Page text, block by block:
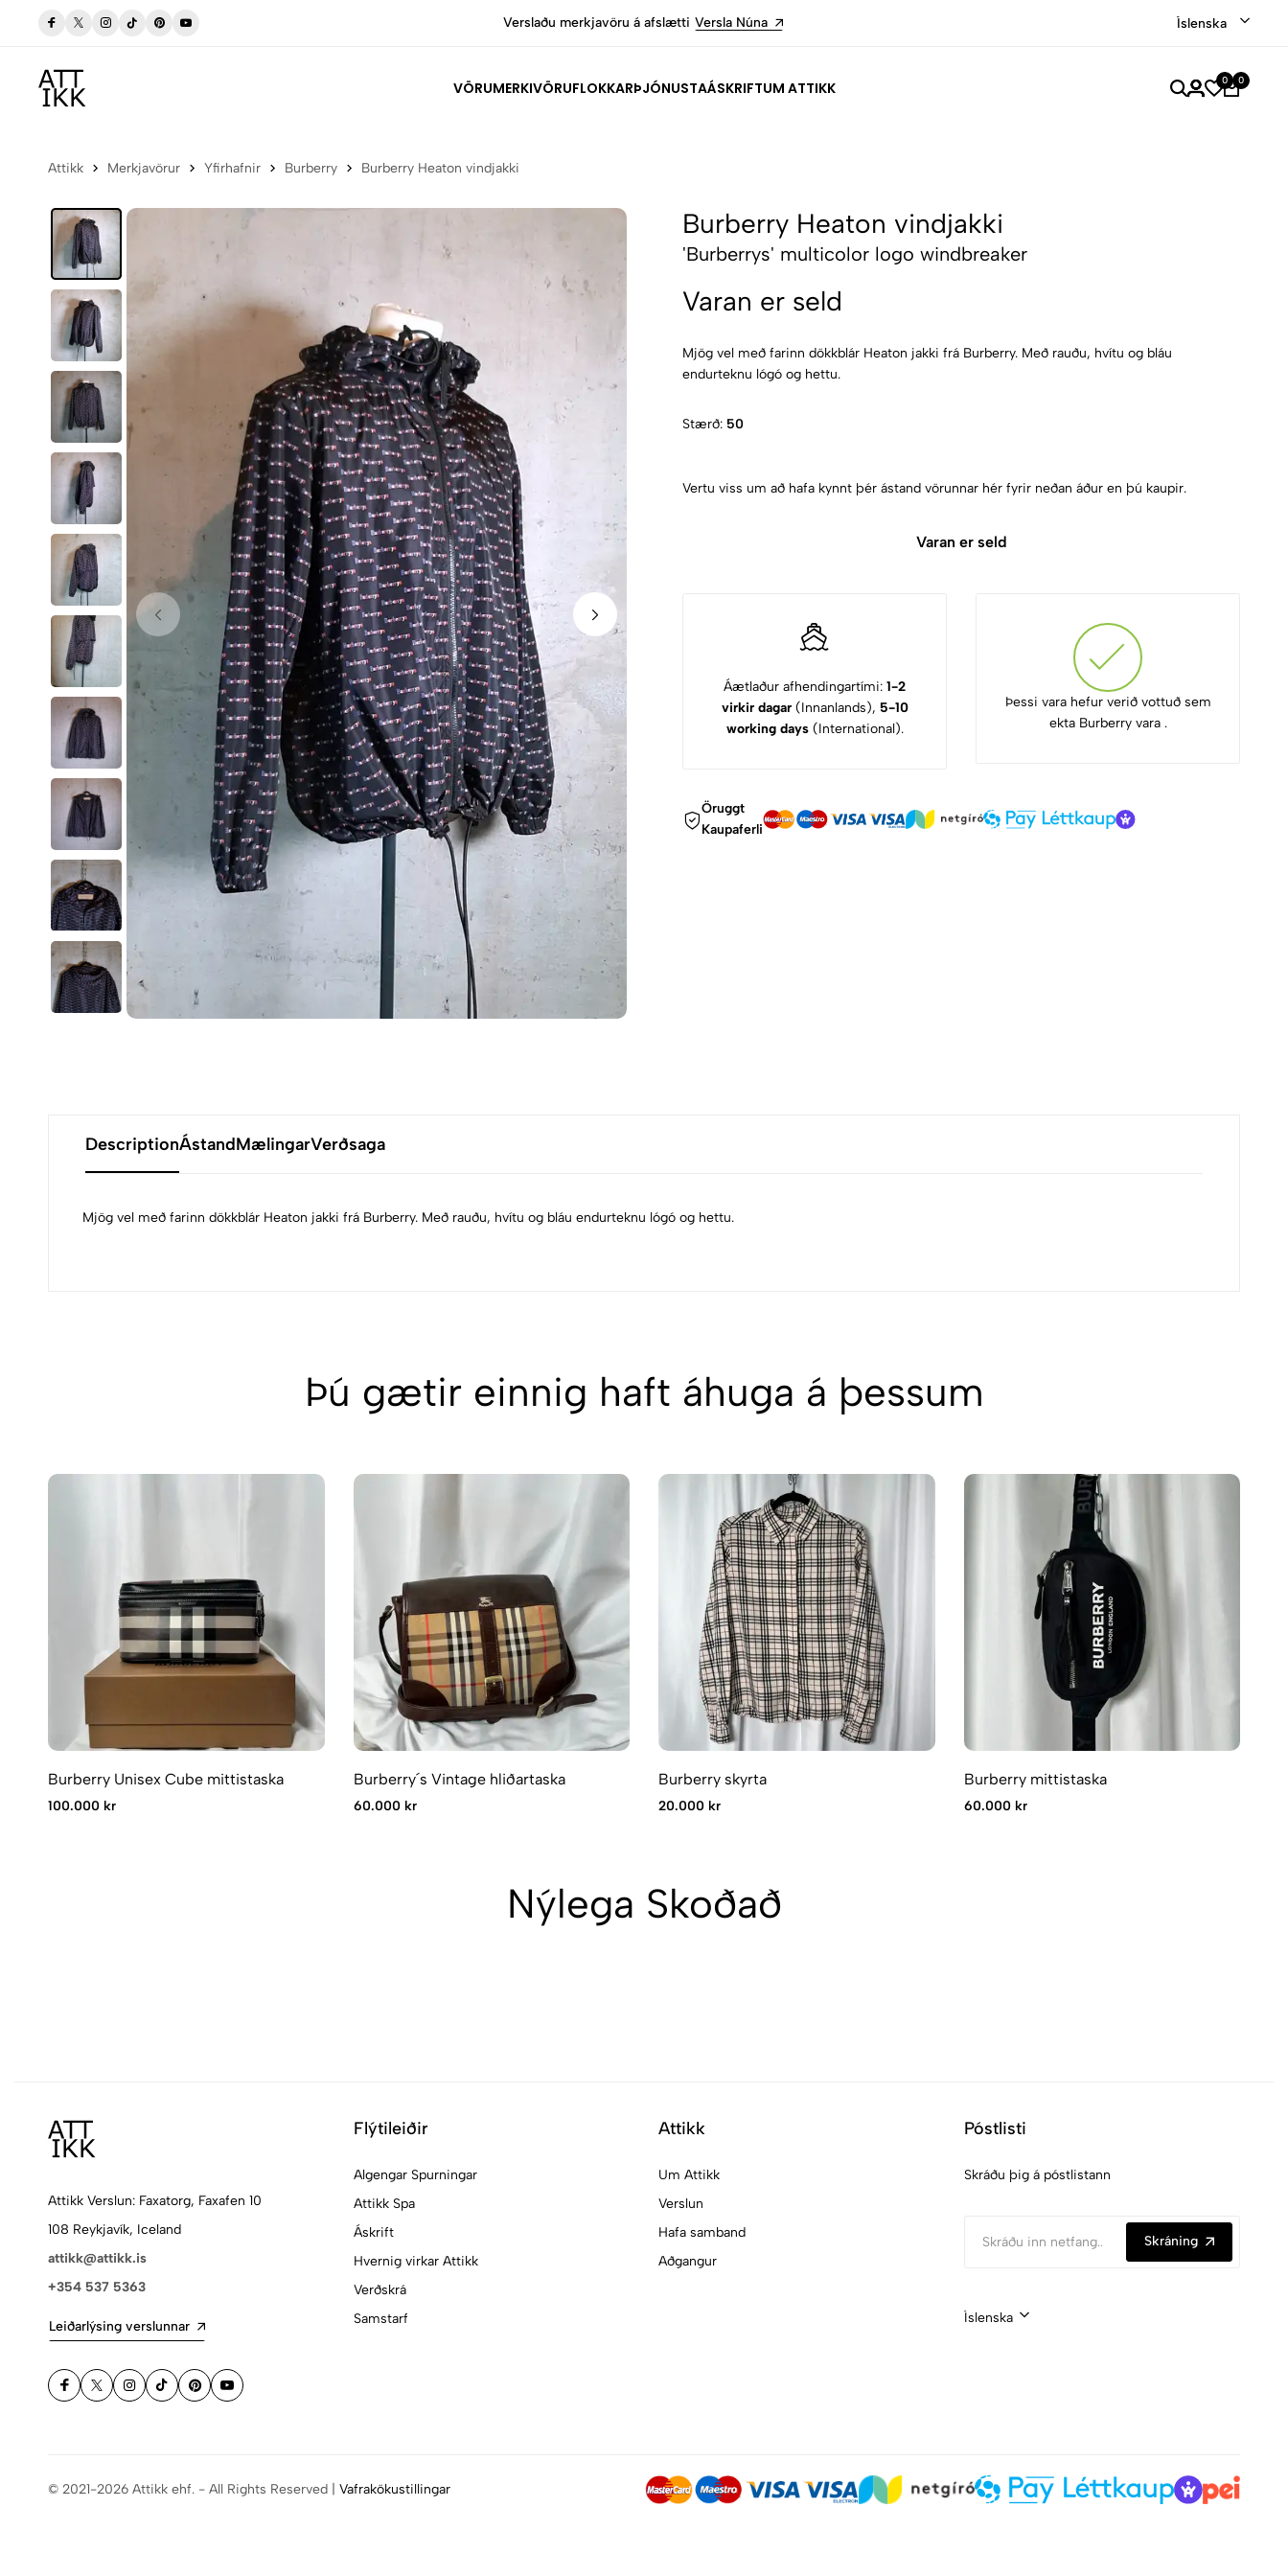
Allar vörur eru vottaðar Ekta af sérfræðingum Verslaðu merkjavöru á afslætti Versla Núna Íslenska
VÖRUMERKIVÖRUFLOKKARÞJÓNUSTAÁSKRIFTUM ATTIKK 0 0
Attikk Merkjavörur Yfirhafnir Burberry Burberry Heaton vindjakki
Burberry Heaton vindjakki
'Burberrys' multicolor logo windbreaker
Varan er seld
Mjög vel með farinn dökkblár Heaton jakki frá Burberry. Með rauðu, hvítu og bláu
endurteknu lógó og hettu.
Stærð: 50
Vertu viss um að hafa kynnt þér ástand vörunnar hér fyrir neðan áður en þú kaupir.
Varan er seld
Áætlaður afhendingartími: 1-2
virkir dagar (Innanlands), 5-10
working days(International).
Þessi vara hefur verið vottuð sem
ekta Burberry vara .
Öruggt
Kaupaferli
DescriptionÁstandMælingarVerðsaga
Mjög vel með farinn dökkblár Heaton jakki frá Burberry. Með rauðu, hvítu og bláu endurteknu lógó og hettu.
Þú gætir einnig haft áhuga á þessum
Burberry Unisex Cube mittistaska
100.000 kr
Burberry´s Vintage hliðartaska
60.000 kr
Burberry skyrta
20.000 kr
Burberry mittistaska
60.000 kr
Nýlega Skoðað
Attikk Verslun: Faxatorg, Faxafen 10
108 Reykjavík, Iceland
attikk@attikk.is
+354 537 5363
Leiðarlýsing verslunnar
Flýtileiðir
Algengar Spurningar
Attikk Spa
Áskrift
Hvernig virkar Attikk
Verðskrá
Samstarf
Attikk
Um Attikk
Verslun
Hafa samband
Aðgangur
Póstlisti
Skráðu þig á póstlistann
Skráning
Íslenska
© 2021-2026 Attikk ehf. - All Rights Reserved | Vafrakökustillingar